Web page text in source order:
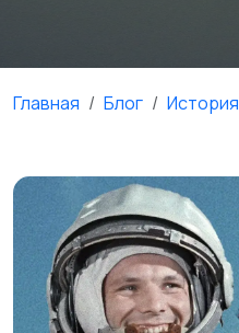
Главная Блог История